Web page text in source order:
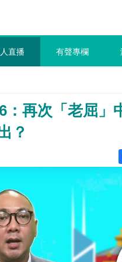
直播 有聲專欄
：再次「老屈」
？